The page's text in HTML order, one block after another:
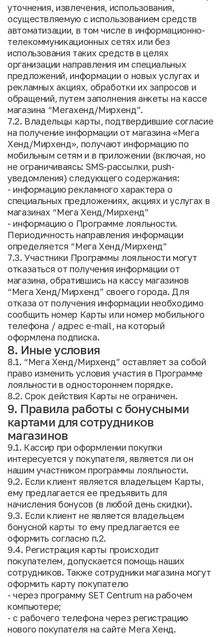
уточнения, извлечения, использования,
осуществляемую с использованием средств
автоматизации, в том числе в информационно-
телекоммуникационных сетях или без
использования таких средств в целях
организации направления им специальных
предложений, информации о новых услугах и
рекламных акциях, обработки их запросов и
обращений, путем заполнения анкеты на кассе
магазина “Мегахенд/Мирхенд”.
7.2. Владельцы карты, подтвердившие согласие
на получение информации от магазина «Мега
Хенд/Мирхенд», получают информацию по
мобильным сетям и в приложении (включая, но
не ограничиваясь: SMS-рассылки, push-
уведомления) следующего содержания:
- информацию рекламного характера о
специальных предложениях, акциях и услугах в
магазинах “Мега Хенд/Мирхенд”
- информацию о Программе лояльности.
Периодичность направления информации
определяется “Мега Хенд/Мирхенд”
7.3. Участники Программы лояльности могут
отказаться от получения информации от
магазина, обратившись на кассу магазинов
“Мега Хенд/Мирхенд” своего города. Для
отказа от получения информации необходимо
сообщить номер Карты или номер мобильного
телефона / адрес e-mail, на который
оформлена подписка.
8. Иные условия
8.1. “Мега Хенд/Мирхенд” оставляет за собой
право изменить условия участия в Программе
лояльности в одностороннем порядке.
8.2. Срок действия Карты не ограничен.
9. Правила работы с бонусными
картами для сотрудников
магазинов
9.1. Кассир при оформлении покупки
интересуется у покупателя, является ли он
нашим участником программы лояльности.
9.2. Если клиент является владельцем Карты,
ему предлагается ее предъявить для
начисления бонусов (в любой день скидки).
9.3. Если клиент не является владельцем
бонусной карты то ему предлагается ее
оформить согласно п.2.
9.4. Регистрация карты происходит
покупателем, допускается помощь наших
сотрудников. Также сотрудники магазина могут
оформить карту покупателю
- через программу SET Centrum на рабочем
компьютере;
- с рабочего телефона через регистрацию
нового покупателя на сайте Мега Хенд.